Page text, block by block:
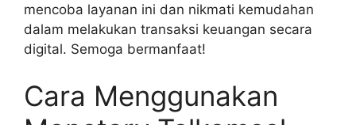
mencoba layanan ini dan nikmati kemudahan
dalam melakukan transaksi keuangan secara
digital. Semoga bermanfaat!
Cara Menggunakan